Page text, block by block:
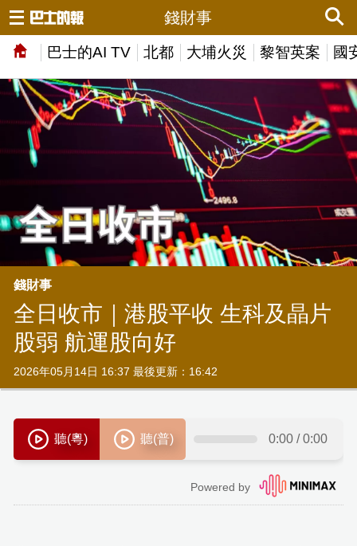
巴士的AI TV 北都 大埔火災 黎智英案 國
錢財事
錢財事
全日收市｜港股平收 生科及晶片
股弱 航運股向好
2026年05月14日 16:37 最後更新：16:42